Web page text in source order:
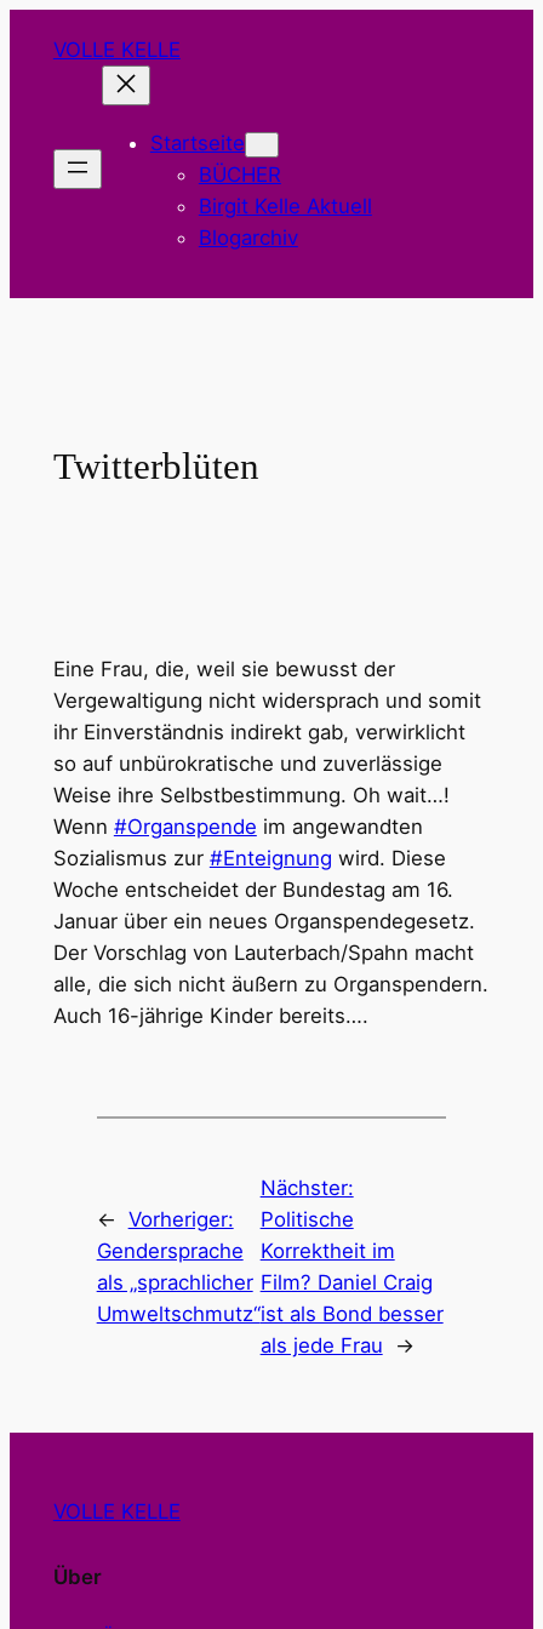
InhaltVOLLE KELLE
Startseite
BÜCHER
Birgit Kelle Aktuell
Blogarchiv
Twitterblüten
Eine Frau, die, weil sie bewusst der
Vergewaltigung nicht widersprach und somit
ihr Einverständnis indirekt gab, verwirklicht
so auf unbürokratische und zuverlässige
Weise ihre Selbstbestimmung. Oh wait…!
Wenn #Organspende im angewandten
Sozialismus zur #Enteignung wird. Diese
Woche entscheidet der Bundestag am 16.
Januar über ein neues Organspendegesetz.
Der Vorschlag von Lauterbach/Spahn macht
alle, die sich nicht äußern zu Organspendern.
Auch 16-jährige Kinder bereits….
← Vorheriger:
Gendersprache
als „sprachlicher
Umweltschmutz“
Nächster:
Politische
Korrektheit im
Film? Daniel Craig
ist als Bond besser
als jede Frau
→
VOLLE KELLE
Über